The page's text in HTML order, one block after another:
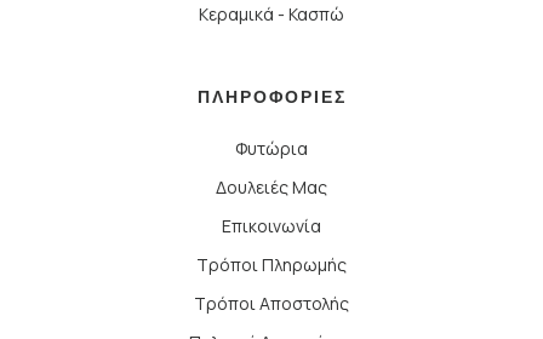
Κεραμικά - Κασπώ
ΠΛΗΡΟΦΟΡΙΕΣ
Φυτώρια
Δουλειές Μας
Επικοινωνία
Τρόποι Πληρωμής
Τρόποι Αποστολής